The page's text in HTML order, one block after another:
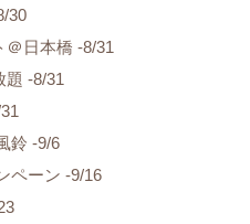
30
＠日本橋 -8/31
題 -8/31
鈴 -9/6
ペーン -9/16